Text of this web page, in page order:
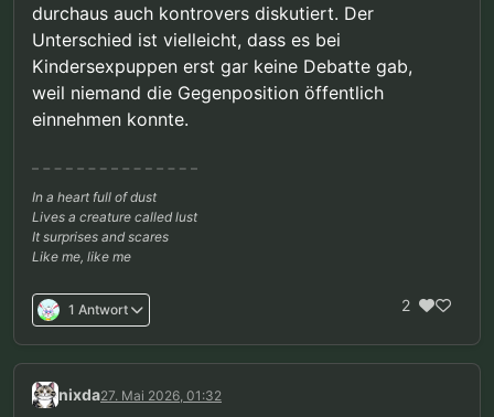
durchaus auch kontrovers diskutiert. Der
Unterschied ist vielleicht, dass es bei
Kindersexpuppen erst gar keine Debatte gab,
weil niemand die Gegenposition öffentlich
einnehmen konnte.
In a heart full of dust
Lives a creature called lust
It surprises and scares
Like me, like me
1 Antwort 2
nixda27. Mai 2026, 01:32